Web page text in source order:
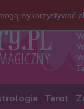
Tarot
wykorzystywać